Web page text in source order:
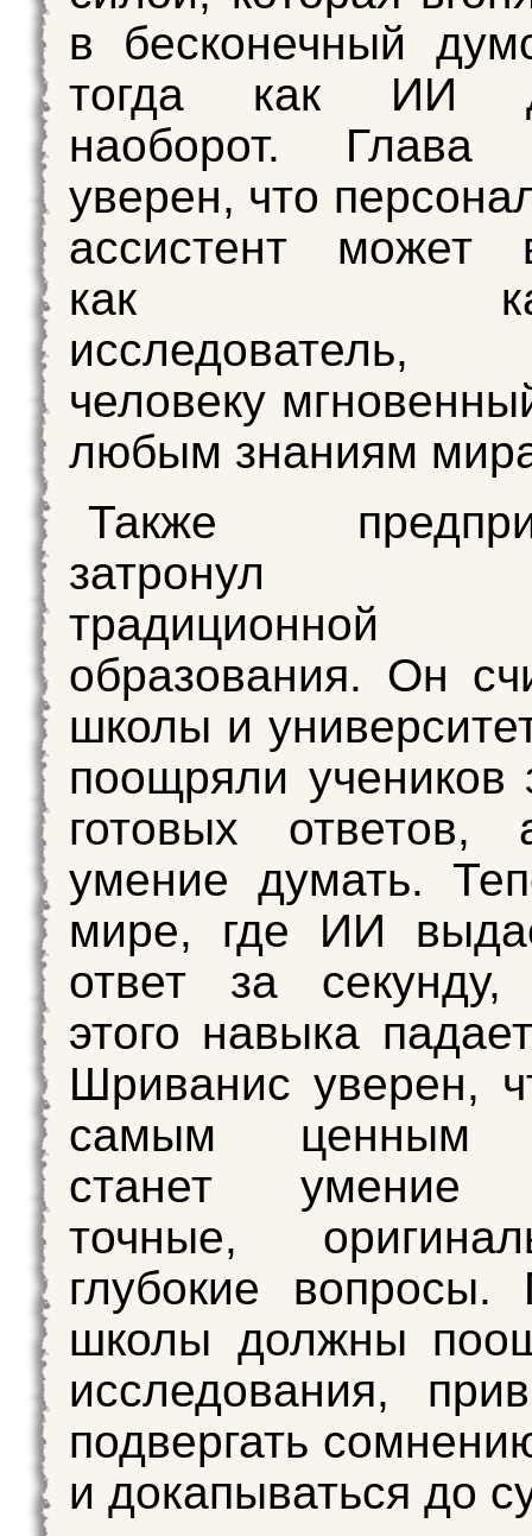
в бесконечный
тогда как ИИ
наоборот. Глава
уверен, что
ассистент может
как
человеку
любым знаниям
Также
затронул
традиционной
образования. Он
школы и
поощряли учеников
готовых
умение думать.
мире, где ИИ
ответ за секунду,
этого навыка
Шриванис уверен,
самым ценным
станет умение
точные,
глубокие
школы должны
исследования,
подвергать
и докапываться до